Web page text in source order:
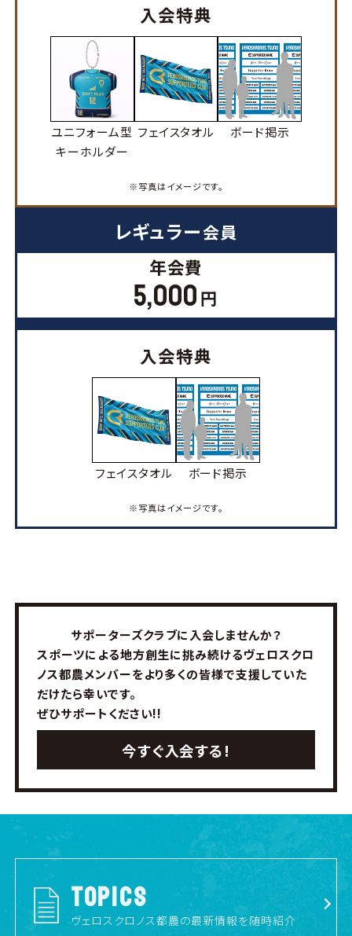
入会特典
ユニフォーム型
キーホルダー
フェイスタオル ボード掲示
※写真はイメージです。
レギュラー会員
年会費
5,000円
入会特典
フェイスタオル ボード掲示
※写真はイメージです。
サポーターズクラブに入会しませんか？
スポーツによる地方創生に挑み続けるヴェロスクロ
ノス都農メンバーをより多くの皆様で支援していた
だけたら幸いです。
ぜひサポートください!!
今すぐ入会する!
TOPICS
ヴェロスクロノス都農の最新情報を随時紹介